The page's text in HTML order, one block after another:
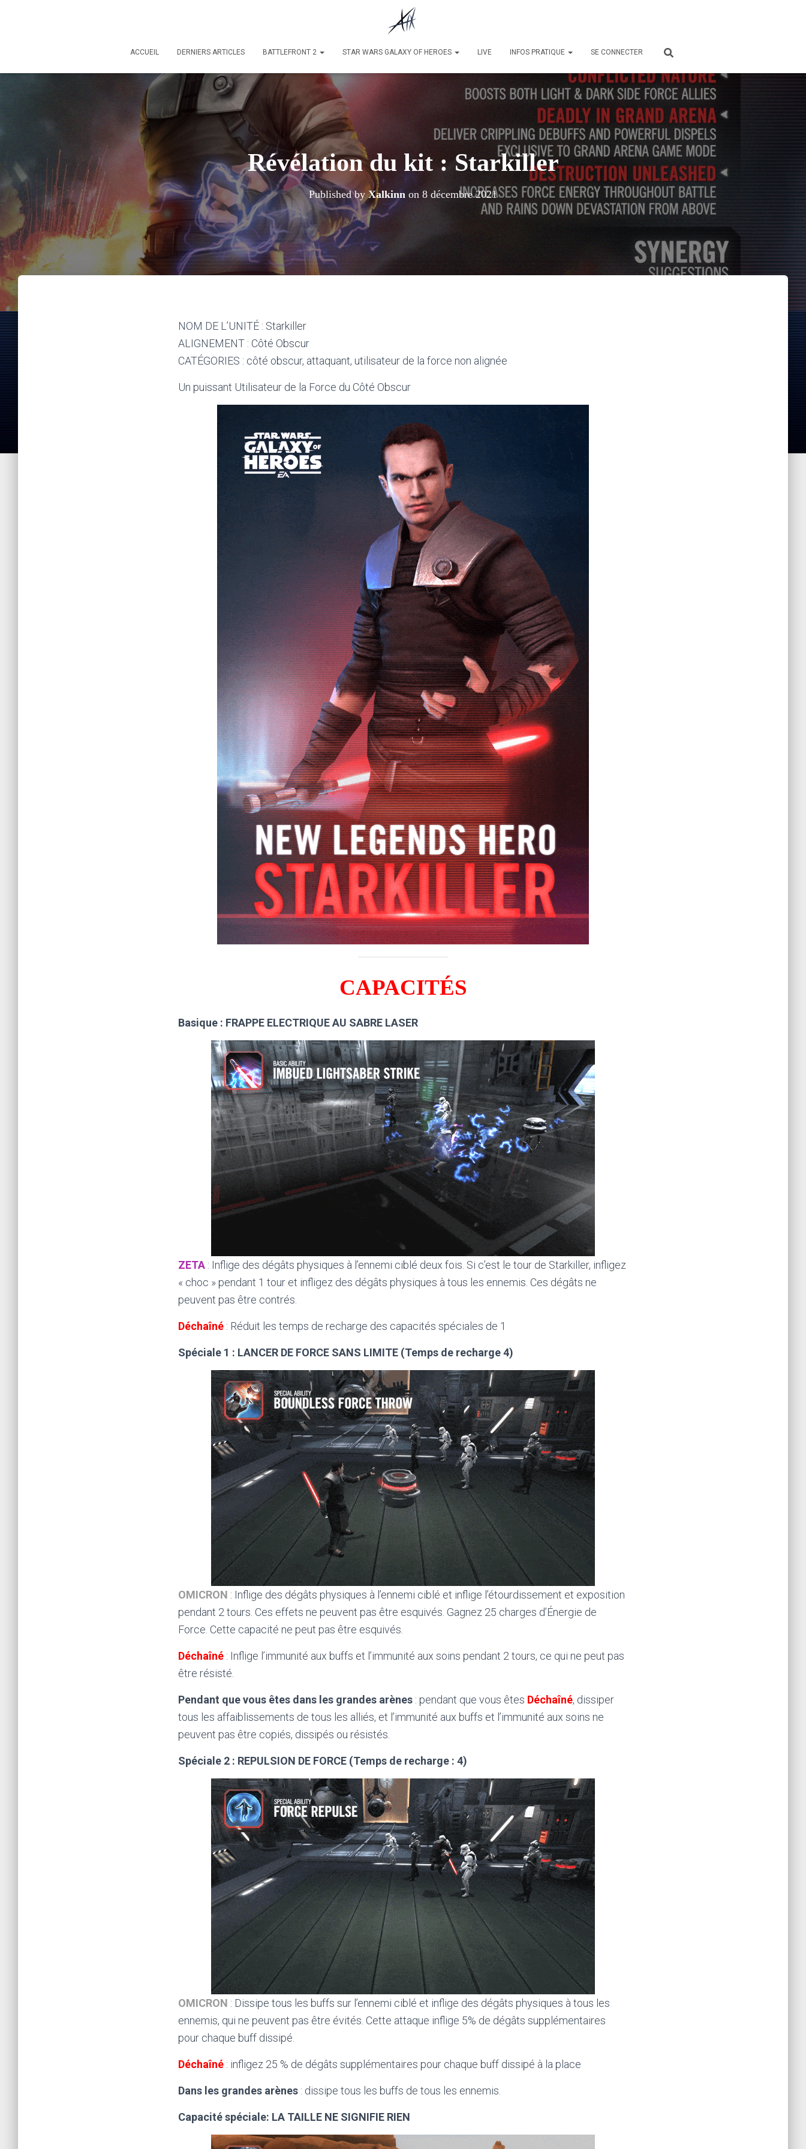
ACCUEIL DERNIERS ARTICLES BATTLEFRONT 2 STAR WARS GALAXY OF HEROES LIVE INFOS PRATIQUE SE CONNECTER
Révélation du kit : Starkiller
Published byXalkinn on 8 décembre 2021
NOM DE L’UNITÉ : Starkiller
ALIGNEMENT : Côté Obscur
CATÉGORIES : côté obscur, attaquant, utilisateur de la force non alignée
Un puissant Utilisateur de la Force du Côté Obscur
CAPACITÉS
Basique : FRAPPE ELECTRIQUE AU SABRE LASER
ZETA : Inflige des dégâts physiques à l’ennemi ciblé deux fois. Si c’est le tour de Starkiller, infligez
« choc » pendant 1 tour et infligez des dégâts physiques à tous les ennemis. Ces dégâts ne
peuvent pas être contrés.
Déchaîné : Réduit les temps de recharge des capacités spéciales de 1
Spéciale 1 : LANCER DE FORCE SANS LIMITE (Temps de recharge 4)
OMICRON : Inflige des dégâts physiques à l’ennemi ciblé et inflige l’étourdissement et exposition
pendant 2 tours. Ces effets ne peuvent pas être esquivés. Gagnez 25 charges d’Énergie de
Force. Cette capacité ne peut pas être esquivés.
Déchaîné : Inflige l’immunité aux buffs et l’immunité aux soins pendant 2 tours, ce qui ne peut pas
être résisté.
Pendant que vous êtes dans les grandes arènes : pendant que vous êtes Déchaîné, dissiper
tous les affaiblissements de tous les alliés, et l’immunité aux buffs et l’immunité aux soins ne
peuvent pas être copiés, dissipés ou résistés.
Spéciale 2 : REPULSION DE FORCE (Temps de recharge : 4)
OMICRON : Dissipe tous les buffs sur l’ennemi ciblé et inflige des dégâts physiques à tous les
ennemis, qui ne peuvent pas être évités. Cette attaque inflige 5% de dégâts supplémentaires
pour chaque buff dissipé.
Déchaîné : infligez 25 % de dégâts supplémentaires pour chaque buff dissipé à la place
Dans les grandes arènes : dissipe tous les buffs de tous les ennemis.
Capacité spéciale: LA TAILLE NE SIGNIFIE RIEN